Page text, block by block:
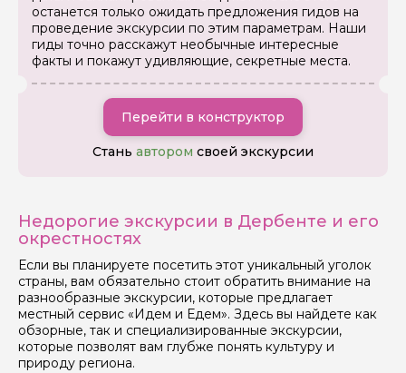
останется только ожидать предложения гидов на
проведение экскурсии по этим параметрам. Наши
гиды точно расскажут необычные интересные
факты и покажут удивляющие, секретные места.
Перейти в конструктор
Стань автором своей экскурсии
Недорогие экскурсии в Дербенте и его
окрестностях
Если вы планируете посетить этот уникальный уголок
страны, вам обязательно стоит обратить внимание на
разнообразные экскурсии, которые предлагает
местный сервис «Идем и Едем». Здесь вы найдете как
обзорные, так и специализированные экскурсии,
которые позволят вам глубже понять культуру и
природу региона.
Задайте свой вопрос гиду
Как вас зовут
Ваша электронная почта